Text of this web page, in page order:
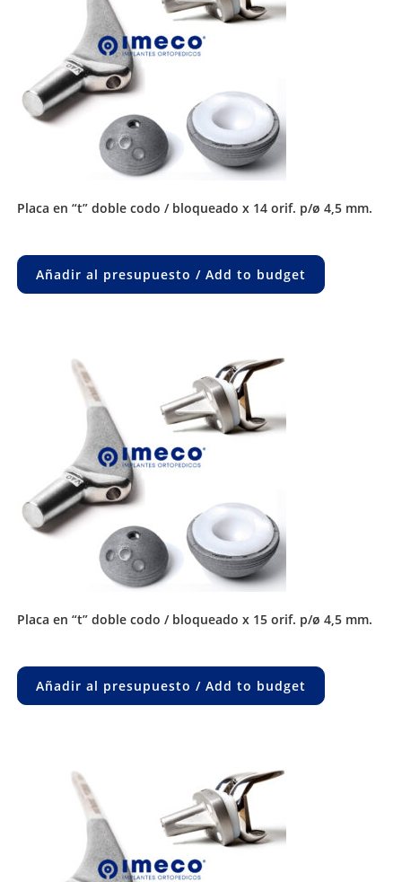
placa en “t” doble codo / bloqueado x 14 orif. p/ø 4,5 mm.
Añadir al presupuesto / Add to budget
placa en “t” doble codo / bloqueado x 15 orif. p/ø 4,5 mm.
Añadir al presupuesto / Add to budget